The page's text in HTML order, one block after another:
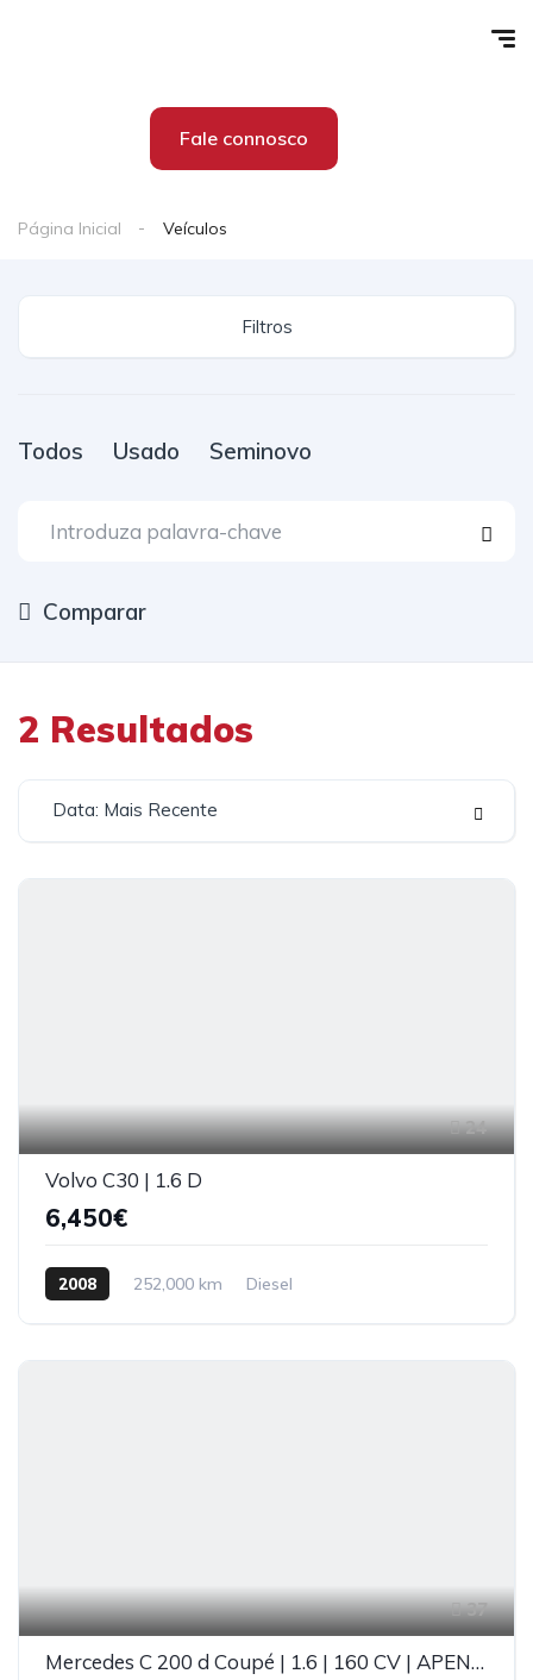
Fale connosco
Página Inicial Veículos
Filtros
Todos Usado Seminovo
Comparar
2 Resultados
Data: Mais Recente
24
Volvo C30 | 1.6 D
6,450€
2008 252,000 km Diesel
37
Mercedes C 200 d Coupé | 1.6 | 160 CV | APENAS 72 000 KM's